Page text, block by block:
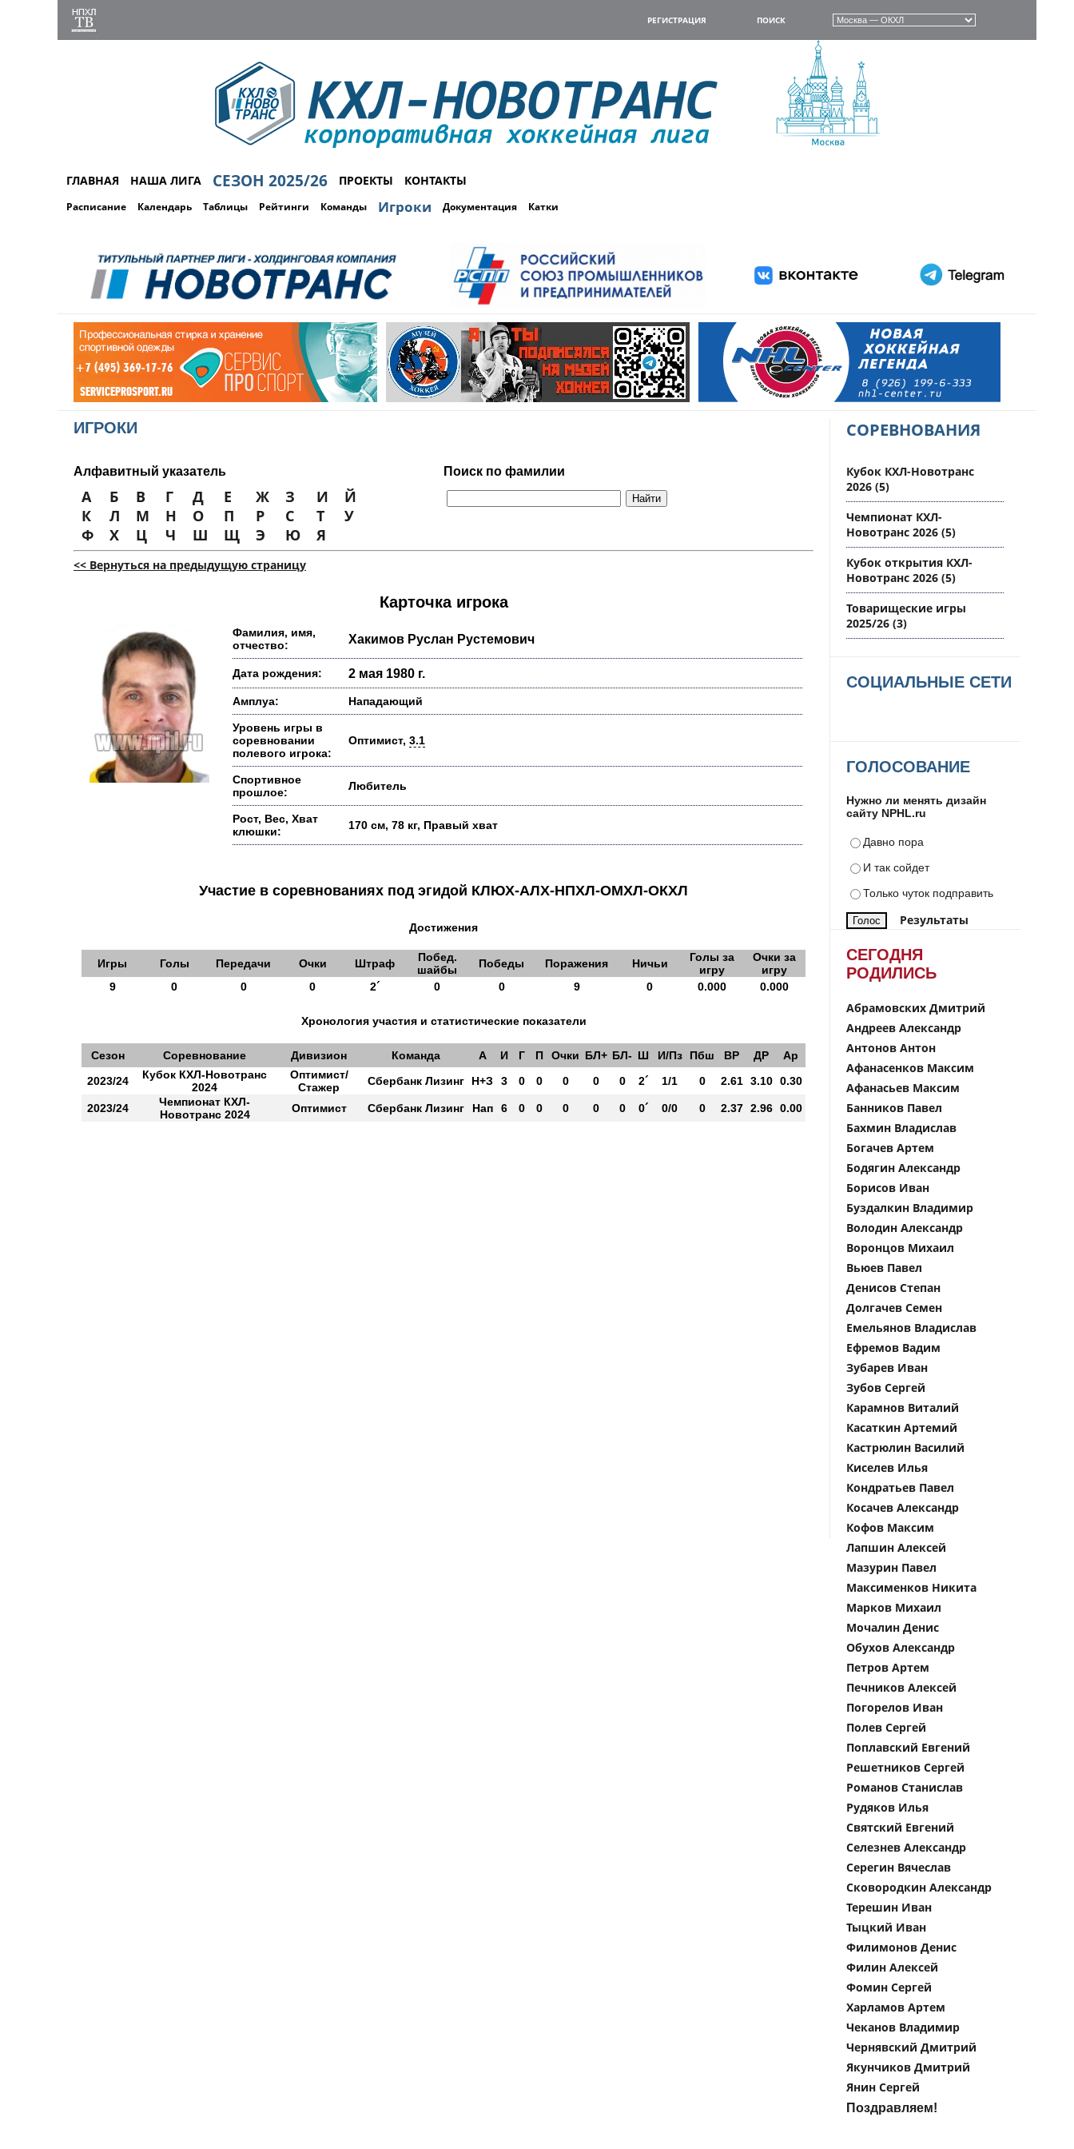
РЕГИСТРАЦИЯ ПОИСК
ГЛАВНАЯ НАША ЛИГА СЕЗОН 2025/26 ПРОЕКТЫ КОНТАКТЫ
Расписание Календарь Таблицы Рейтинги Команды Игроки Документация Катки
ИГРОКИ
Алфавитный указатель Поиск по фамилии
А Б В Г Д Е Ж З И
Й
К
Л М Н О П Р С Т
У
Ф
Х Ц Ч Ш Щ Э Ю Я
<< Вернуться на предыдущую страницу
Карточка игрока
Фамилия, имя,
отчество:
Хакимов Руслан Рустемович
Дата рождения: 2 мая 1980 г.
Амплуа: Нападающий
Уровень игры в
соревновании
полевого игрока:
Оптимист, 3.1
Спортивное
прошлое:
Любитель
Рост, Вес, Хват
клюшки:
170 см, 78 кг, Правый хват
Участие в соревнованиях под эгидой КЛЮХ-АЛХ-НПХЛ-ОМХЛ-ОКХЛ
Достижения
Игры Голы Передачи Очки Штраф
Побед.
шайбы
Победы Поражения Ничьи
Голы за
игру
Очки за
игру
9
0 0 0 2´ 0 0 9 0 0.000 0.000
Хронология участия и статистические показатели
Сезон Соревнование Дивизион Команда А И Г П Очки БЛ+ БЛ- Ш И/Пз Пбш ВР ДР
Ар
2023/24
Кубок КХЛ-Новотранс
2024
Оптимист/
Стажер
Сбербанк Лизинг Н+З 3 0 0 0 0 0 2´ 1/1 0 2.61 3.10 0.30
2023/24
Чемпионат КХЛ-
Новотранс 2024
Оптимист Сбербанк Лизинг Нап 6 0 0 0 0 0 0´ 0/0 0 2.37 2.96 0.00
СОРЕВНОВАНИЯ
Кубок КХЛ-Новотранс
2026 (5)
Чемпионат КХЛ-
Новотранс 2026 (5)
Кубок открытия КХЛ-
Новотранс 2026 (5)
Товарищеские игры
2025/26 (3)
СОЦИАЛЬНЫЕ СЕТИ
ГОЛОСОВАНИЕ
Нужно ли менять дизайн
сайту NPHL.ru
Давно пора
И так сойдет
Только чуток подправить
Результаты
СЕГОДНЯ
РОДИЛИСЬ
Абрамовских Дмитрий
Андреев Александр
Антонов Антон
Афанасенков Максим
Афанасьев Максим
Банников Павел
Бахмин Владислав
Богачев Артем
Бодягин Александр
Борисов Иван
Буздалкин Владимир
Володин Александр
Воронцов Михаил
Вьюев Павел
Денисов Степан
Долгачев Семен
Емельянов Владислав
Ефремов Вадим
Зубарев Иван
Зубов Сергей
Карамнов Виталий
Касаткин Артемий
Кастрюлин Василий
Киселев Илья
Кондратьев Павел
Косачев Александр
Кофов Максим
Лапшин Алексей
Мазурин Павел
Максименков Никита
Марков Михаил
Мочалин Денис
Обухов Александр
Петров Артем
Печников Алексей
Погорелов Иван
Полев Сергей
Поплавский Евгений
Решетников Сергей
Романов Станислав
Рудяков Илья
Святский Евгений
Селезнев Александр
Серегин Вячеслав
Сковородкин Александр
Терешин Иван
Тыцкий Иван
Филимонов Денис
Филин Алексей
Фомин Сергей
Харламов Артем
Чеканов Владимир
Чернявский Дмитрий
Якунчиков Дмитрий
Янин Сергей
Поздравляем!